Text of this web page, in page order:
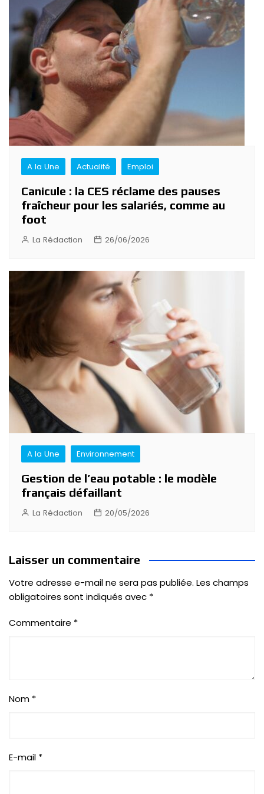
A la Une Actualité Emploi
Canicule : la CES réclame des pauses
fraîcheur pour les salariés, comme au
foot
La Rédaction 26/06/2026
A la Une Environnement
Gestion de l’eau potable : le modèle
français défaillant
La Rédaction 20/05/2026
Laisser un commentaire
Votre adresse e-mail ne sera pas publiée. Les champs
obligatoires sont indiqués avec *
Commentaire *
Nom *
E-mail *